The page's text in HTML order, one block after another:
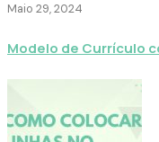
Maio 29, 2024
Modelo de Currículo